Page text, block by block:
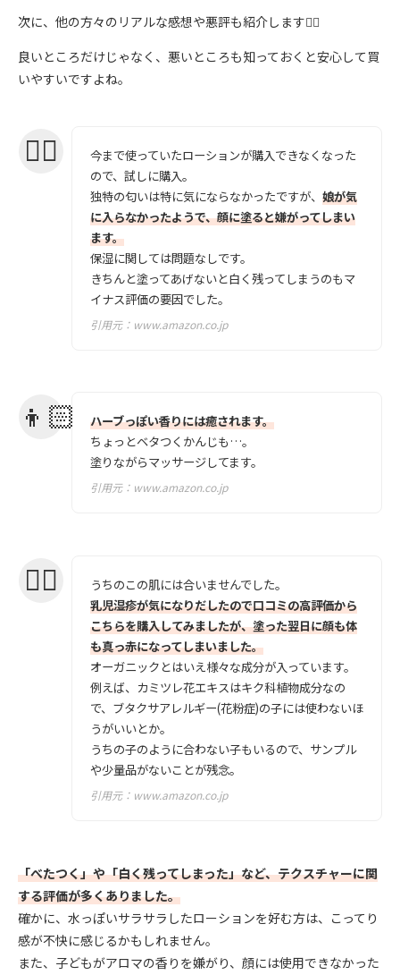
次に、他の方々のリアルな感想や悪評も紹介します💁‍♀️
良いところだけじゃなく、悪いところも知っておくと安心して買
いやすいですよね。
今まで使っていたローションが購入できなくなった
ので、試しに購入。
独特の匂いは特に気にならなかったですが、 娘が気
に入らなかったようで、顔に塗ると嫌がってしまい
ます。
保湿に関しては問題なしです。
きちんと塗ってあげないと白く残ってしまうのもマ
イナス評価の要因でした。
引用元： www.amazon.co.jp
ハーブっぽい香りには癒されます。
ちょっとベタつくかんじも…。
塗りながらマッサージしてます。
引用元： www.amazon.co.jp
うちのこの肌には合いませんでした。
乳児湿疹が気になりだしたので口コミの高評価から
こちらを購入してみましたが、塗った翌日に顔も体
も真っ赤になってしまいました。
オーガニックとはいえ様々な成分が入っています。
例えば、カミツレ花エキスはキク科植物成分なの
で、ブタクサアレルギー(花粉症)の子には使わないほ
うがいいとか。
うちの子のように合わない子もいるので、サンプル
や少量品がないことが残念。
引用元： www.amazon.co.jp
「べたつく」や「白く残ってしまった」など、テクスチャーに関
する評価が多くありました。
確かに、水っぽいサラサラしたローションを好む方は、こってり
感が不快に感じるかもしれません。
また、子どもがアロマの香りを嫌がり、顔には使用できなかった